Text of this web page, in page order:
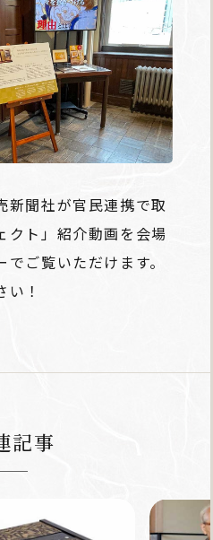
新聞社が官民連携で取
クト」紹介動画を会場
ご覧いただけます。
！
記事